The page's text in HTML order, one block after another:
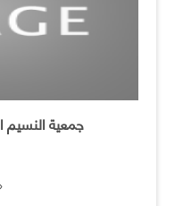
جمعية النسيم